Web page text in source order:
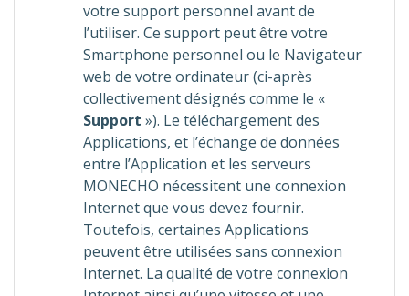
votre support personnel avant de
l’utiliser. Ce support peut être votre
Smartphone personnel ou le Navigateur
web de votre ordinateur (ci-après
collectivement désignés comme le «
Support »). Le téléchargement des
Applications, et l’échange de données
entre l’Application et les serveurs
MONECHO nécessitent une connexion
Internet que vous devez fournir.
Toutefois, certaines Applications
peuvent être utilisées sans connexion
Internet. La qualité de votre connexion